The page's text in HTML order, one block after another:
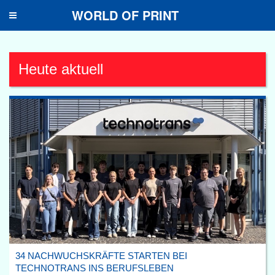
Toggle
WORLD OF PRINT
Heute aktuell
34 NACHWUCHSKRÄFTE STARTEN BEI
TECHNOTRANS INS BERUFSLEBEN